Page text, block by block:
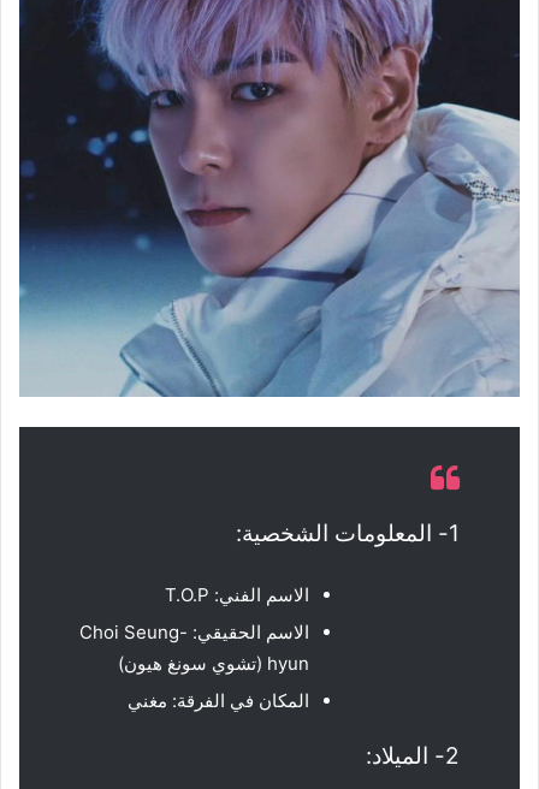
1- المعلومات الشخصية:
الاسم الفني: T.O.P
الاسم الحقيقي: Choi Seung-
hyun (تشوي سونغ هيون)
المكان في الفرقة: مغني
2- الميلاد: